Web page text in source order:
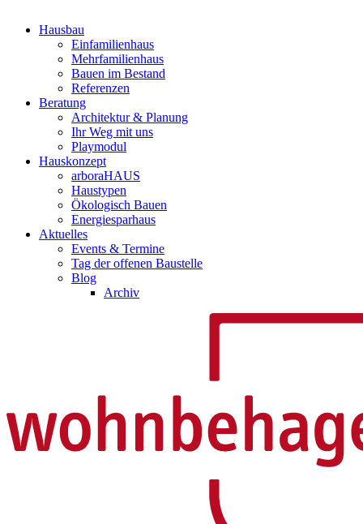
Hausbau
Einfamilienhaus
Mehrfamilienhaus
Bauen im Bestand
Referenzen
Beratung
Architektur & Planung
Ihr Weg mit uns
Playmodul
Hauskonzept
arboraHAUS
Haustypen
Ökologisch Bauen
Energiesparhaus
Aktuelles
Events & Termine
Tag der offenen Baustelle
Blog
Archiv